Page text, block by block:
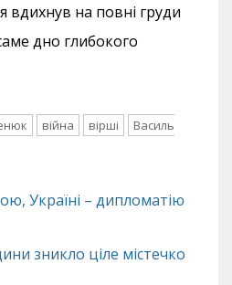
вдихнув на повні груди
дно глибокого
війна вірші
Василь
Україні – дипломатію
зникло ціле містечко